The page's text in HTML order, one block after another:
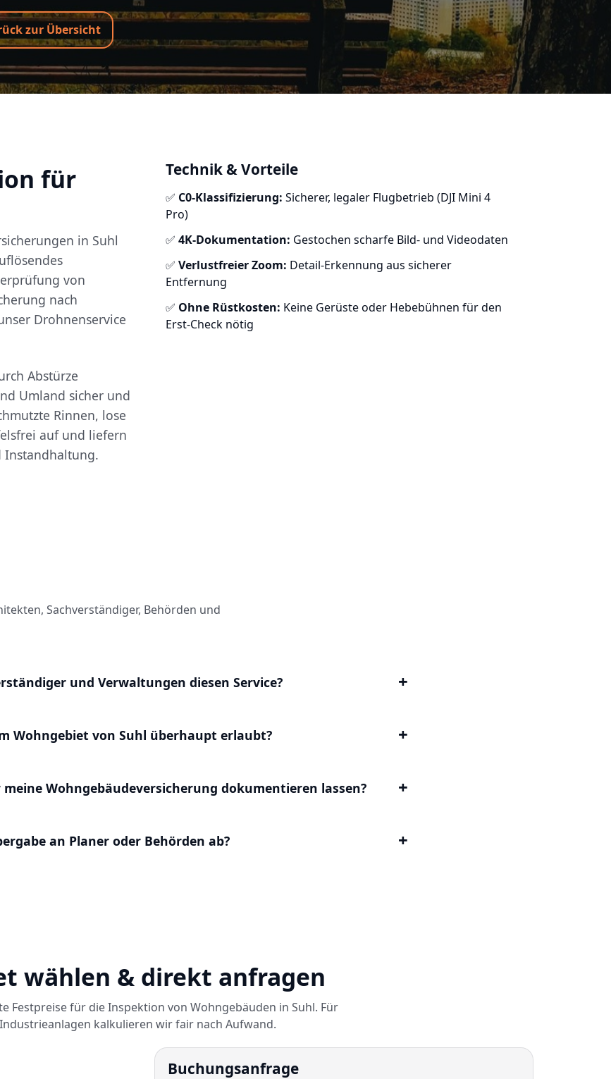
zur Übersicht
für
in Suhl
von
nach
Drohnenservice
Abstürze
Umland sicher und
Rinnen, lose
auf und liefern
Instandhaltung.
Technik & Vorteile
✅ C0-Klassifizierung: Sicherer, legaler Flugbetrieb (DJI Mini 4
Pro)
✅ 4K-Dokumentation: Gestochen scharfe Bild- und Videodaten
✅ Verlustfreier Zoom: Detail-Erkennung aus sicherer
Entfernung
✅ Ohne Rüstkosten: Keine Gerüste oder Hebebühnen für den
Erst-Check nötig
Sachverständiger, Behörden und
und Verwaltungen diesen Service?
Wohngebiet von Suhl überhaupt erlaubt?
Wohngebäudeversicherung dokumentieren lassen?
an Planer oder Behörden ab?
wählen & direkt anfragen
Festpreise für die Inspektion von Wohngebäuden in Suhl. Für
Industrieanlagen kalkulieren wir fair nach Aufwand.
Buchungsanfrage